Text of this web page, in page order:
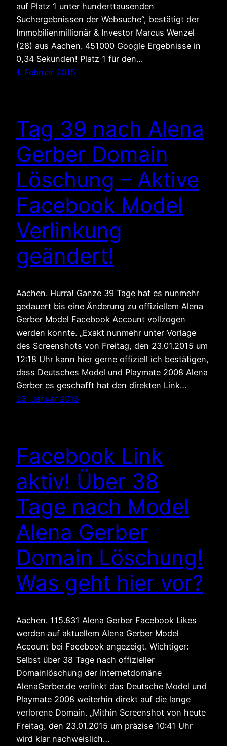
auf Platz 1 unter hunderttausenden
Suchergebnissen der Websuche“, bestätigt der
Immobilienmillionär & Investor Marcus Wenzel
(28) aus Aachen. 451000 Google Ergebnisse in
0,34 Sekunden! Platz 1 für den…
1. Februar 2015
Tag 39 nach Alena
Gerber Domain
Löschung – Aktive
Facebook Model
Verlinkung
geändert!
Aachen. Hurra! Ganze 39 Tage hat es nunmehr
gedauert bis eine Änderung zu offiziellem Alena
Gerber Model Facebook Account vollzogen
werden konnte. „Exakt nunmehr unter Vorlage
des Screenshots von Freitag, den 23.01.2015 um
12:18 Uhr kann hier gerne offiziell ich bestätigen,
dass Deutsches Model und Playmate 2008 Alena
Gerber es geschafft hat den direkten Link…
23. Januar 2015
Facebook Link
aktiv! Über 38
Tage nach Model
Alena Gerber
Domain Löschung!
Was geht hier vor?
Aachen. 115.831 Alena Gerber Facebook Likes
werden auf aktuellem Alena Gerber Model
Account bei Facebook angezeigt. Wichtiger:
Selbst über 38 Tage nach offizieller
Domainlöschung der Internetdomäne
AlenaGerber.de verlinkt das Deutsche Model und
Playmate 2008 weiterhin direkt auf die lange
verlorene Domain. „Mithin Screenshot von heute
Freitag, den 23.01.2015 um präzise 10:41 Uhr
wird klar nachweislich…